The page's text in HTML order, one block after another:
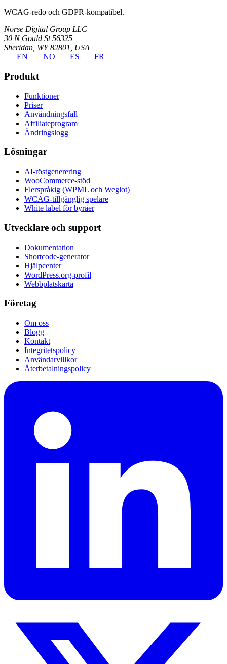
WCAG-redo och GDPR-kompatibel.
Norse Digital Group LLC
30 N Gould St 56325
Sheridan, WY 82801, USA
EN
NO ES FR
Produkt
Funktioner
Priser
Användningsfall
Affiliateprogram
Ändringslogg
Lösningar
AI-röstgenerering
WooCommerce-stöd
Flerspråkig (WPML och Weglot)
WCAG-tillgänglig spelare
White label för byråer
Utvecklare och support
Dokumentation
Shortcode-generator
Hjälpcenter
WordPress.org-profil
Webbplatskarta
Företag
Om oss
Blogg
Kontakt
Integritetspolicy
Användarvillkor
Återbetalningspolicy